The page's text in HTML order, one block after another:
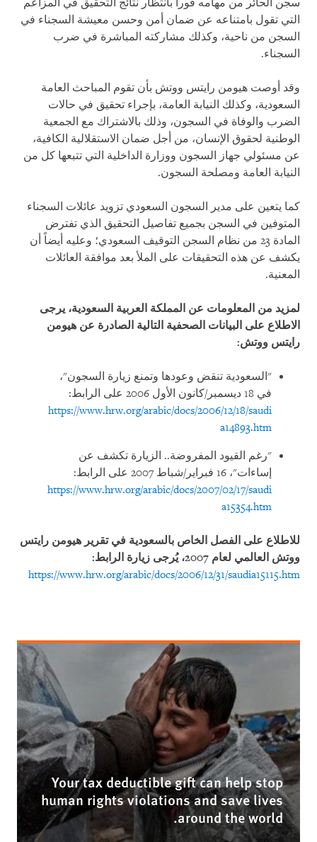
سجن الحائر من مهامه فوراً بانتظار نتائج التحقيق في المزاعم
التي تقول بامتناعه عن ضمان أمن وحسن معيشة السجناء في
السجن من ناحية، وكذلك مشاركته المباشرة في ضرب
السجناء.
وقد أوصت هيومن رايتس ووتش بأن تقوم المباحث العامة
السعودية، وكذلك النيابة العامة، بإجراء تحقيق في حالات
الضرب والوفاة في السجون، وذلك بالاشتراك مع الجمعية
الوطنية لحقوق الإنسان، من أجل ضمان الاستقلالية الكافية،
عن مسئولي جهاز السجون ووزارة الداخلية التي تتبعها كل من
النيابة العامة ومصلحة السجون.
كما يتعين على مدير السجون السعودي تزويد عائلات السجناء
المتوفين في السجن بجميع تفاصيل التحقيق الذي تفترض
المادة 23 من نظام السجن التوقيف السعودي؛ وعليه أيضاً أن
يكشف عن هذه التحقيقات على الملأ بعد موافقة العائلات
المعنية.
لمزيد من المعلومات عن المملكة العربية السعودية، يرجى
الاطلاع على البيانات الصحفية التالية الصادرة عن هيومن
رايتس ووتش:
"السعودية تنقض وعودها وتمنع زيارة السجون"،
في 18 ديسمبر/كانون الأول 2006 على الرابط:
https://www.hrw.org/arabic/docs/2006/12/18/saudi
a14893.htm
"رغم القيود المفروضة.. الزيارة تكشف عن
إساءات"، 16 فبراير/شباط 2007 على الرابط:
https://www.hrw.org/arabic/docs/2007/02/17/saudi
a15354.htm
للاطلاع على الفصل الخاص بالسعودية في تقرير هيومن رايتس
ووتش العالمي لعام 2007، يُرجى زيارة الرابط:
https://www.hrw.org/arabic/docs/2006/12/31/saudia15115.htm
Your tax deductible gift can help stop
human rights violations and save lives
around the world.